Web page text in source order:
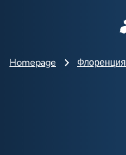
Homepage Флоренция